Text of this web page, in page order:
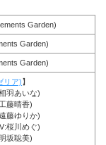
Garden)
Garden)
Garden)
リア)】
羽あいな)
藤晴香)
藤ゆりか)
桜川めぐ)
坂聡美)